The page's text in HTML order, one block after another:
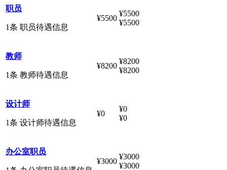
职员
1条 职员待遇信息
¥5500
¥5500
¥5500
教师
1条 教师待遇信息
¥8200
¥8200
¥8200
设计师
1条 设计师待遇信息
¥0
¥0
¥0
办公室职员
¥3000
¥3000
¥3000